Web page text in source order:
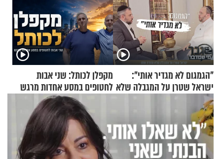
"הגמגום לא מגדיר אותי":
ישראל שטרן על המגבלה שלא
עוצרת אותו
מקפלן לכותל: שני אבות
לחטופים במסע אחדות מרגש